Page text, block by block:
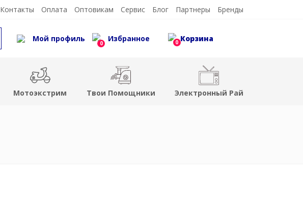
Контакты Оплата Оптовикам Сервис Блог Партнеры Бренды
Мой профиль Избранное
0 Корзина
0
Мотоэкстрим Твои Помощники Электронный Рай